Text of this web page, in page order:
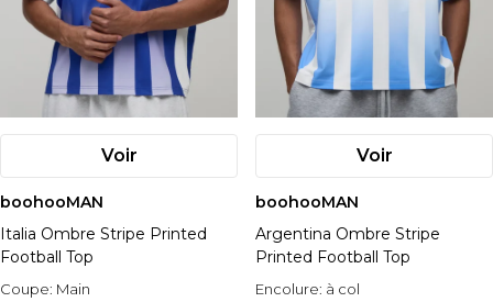
Voir
boohooMAN
Italia Ombre Stripe Printed
Football Top
Coupe: Main
Voir
boohooMAN
Argentina Ombre Stripe
Printed Football Top
Encolure: à col